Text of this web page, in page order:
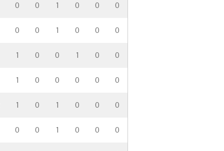
0 0 1 0 0 0
0 0 1 0 0 0
1 0 0 1 0 0
1 0 0 0 0 0
1 0 1 0 0 0
0 0 1 0 0 0